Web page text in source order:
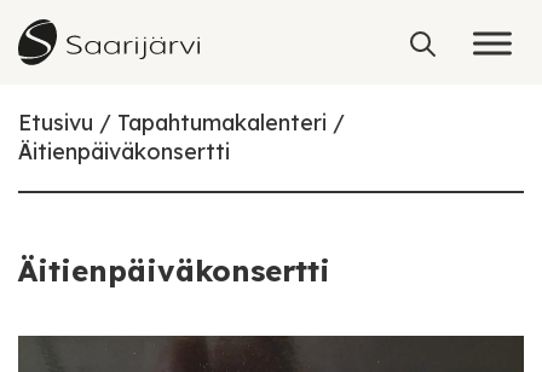
Skip to content
Etusivu
Tapahtumakalenteri
Äitienpäiväkonsertti
Äitienpäiväkonsertti